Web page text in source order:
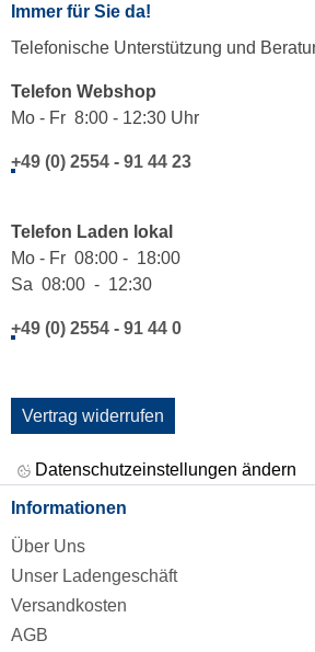
Immer für Sie da!
Telefonische Unterstützung und
Telefon Webshop
Mo - Fr 8:00 - 12:30 Uhr
+49 (0) 2554 - 91 44 23
Telefon Laden lokal
Mo - Fr 08:00 - 18:00
Sa 08:00 - 12:30
+49 (0) 2554 - 91 44 0
Vertrag widerrufen
Datenschutzeinstellungen ändern
Informationen
Über Uns
Unser Ladengeschäft
Versandkosten
AGB